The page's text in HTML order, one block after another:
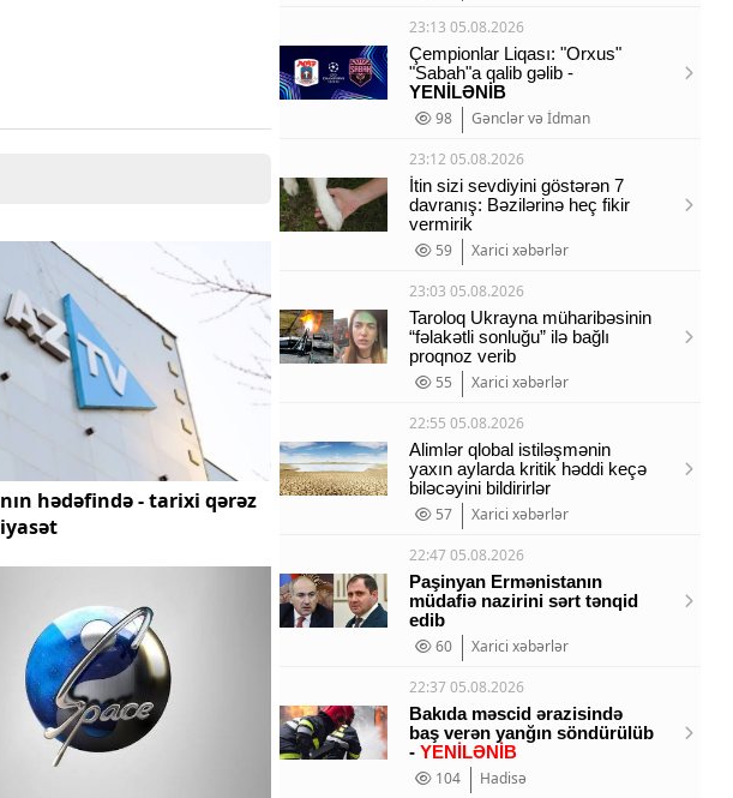
hədəfində - tarixi qərəz
23:13 05.08.2026
Çempionlar Liqası: "Orxus"
"Sabah"a qalib gəlib -
YENİLƏNİB
98
Gənclər və İdman
23:12 05.08.2026
İtin sizi sevdiyini göstərən 7
davranış: Bəzilərinə heç fikir
vermirik
59
Xarici xəbərlər
23:03 05.08.2026
Taroloq Ukrayna müharibəsinin
“fəlakətli sonluğu” ilə bağlı
proqnoz verib
55
Xarici xəbərlər
22:55 05.08.2026
Alimlər qlobal istiləşmənin
yaxın aylarda kritik həddi keçə
biləcəyini bildirirlər
57
Xarici xəbərlər
22:47 05.08.2026
Paşinyan Ermənistanın
müdafiə nazirini sərt tənqid
edib
60
Xarici xəbərlər
22:37 05.08.2026
Bakıda məscid ərazisində
baş verən yanğın söndürülüb
- YENİLƏNİB
104
Hadisə